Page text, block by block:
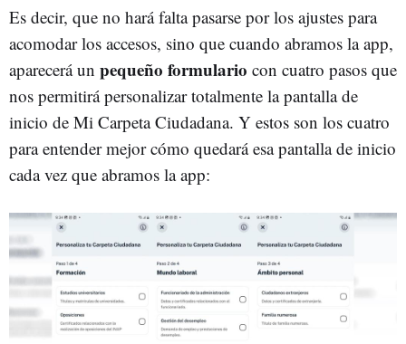
Es decir, que no hará falta pasarse por los ajustes para
acomodar los accesos, sino que cuando abramos la app,
aparecerá un pequeño formulario con cuatro pasos que
nos permitirá personalizar totalmente la pantalla de
inicio de Mi Carpeta Ciudadana. Y estos son los cuatro
para entender mejor cómo quedará esa pantalla de inicio
cada vez que abramos la app: